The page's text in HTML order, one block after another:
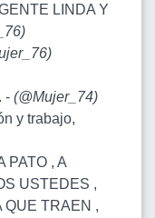
LINDA Y
)
)
- (@Mujer_74)
y trabajo,
PATO , A
USTEDES ,
QUE TRAEN ,